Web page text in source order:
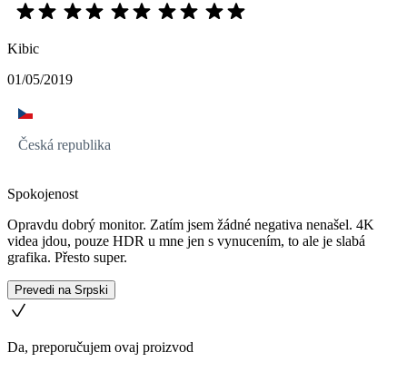
Kibic
01/05/2019
Česká republika
Spokojenost
Opravdu dobrý monitor. Zatím jsem žádné negativa nenašel. 4K
videa jdou, pouze HDR u mne jen s vynucením, to ale je slabá
grafika. Přesto super.
Prevedi na Srpski
Da, preporučujem ovaj proizvod